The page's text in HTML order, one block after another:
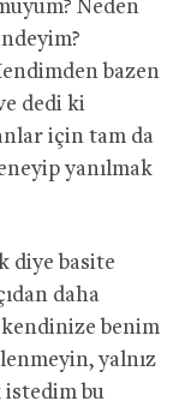
Neden
bazen
dedi ki
için tam da
yanılmak
diye basite
daha
kendinize benim
yalnız
istedim bu